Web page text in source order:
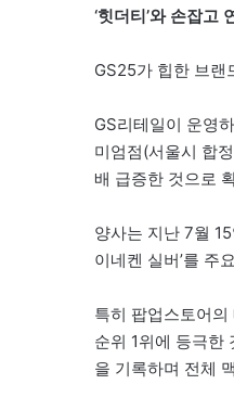
‘힛더티’와 손잡고
GS25가 힙한 브랜
GS리테일이 운영
미엄점(서울시 합
배 급증한 것으로
양사는 지난 7월
이네켄 실버’를 주
특히 팝업스토어의
순위 1위에 등극한
을 기록하며 전체